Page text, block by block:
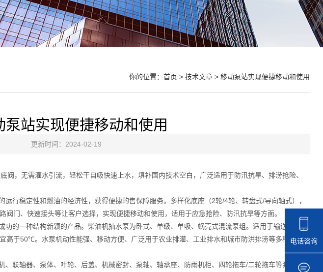
你的位置：首页 >技术文章 > 移动泵站实现便捷移动和使用
泵站实现便捷移动和使用
更新时间：2024-02-19
阀，无需灌水引流，轻松干自吸快速上水，填补国内技术空白，广泛适用于防汛抗旱、排涝抢险、
行稳定性和燃油的经济性，获得便捷的售保障服务。多样化底座（2轮/4轮、转盘式/导向轴式），
门、快速接头等让客户选择，实现便捷移动和使用，适用于应急抢险、防汛抗旱等方面。
的一种结构新颖的产品。柴油机抽水泵为卧式、单级、单吸、蜗壳式混流泵组。适用于输送清水或
高于50℃。水泵机动性能强、移动方便、广泛用于农业排灌、工业排水和城市防洪排涝等多种场
联轴器、泵体、叶轮、后盖、机械密封、泵轴、轴承座、防雨机柜、四轮拖车/二轮拖车等泵的结
电话咨询